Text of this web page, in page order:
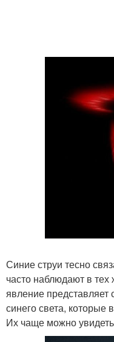
Синие струи тесно
часто наблюдают в
явление
синего света, которые
Их чаще можно